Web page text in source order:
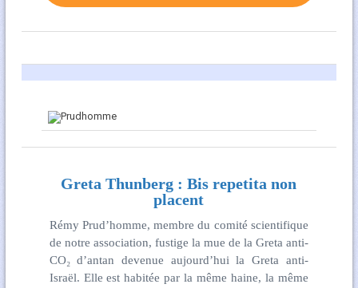
Greta Thunberg : Bis repetita non
placent
Rémy Prud’homme, membre du comité scientifique
de notre association, fustige la mue de la Greta anti-
CO₂ d’antan devenue aujourd’hui la Greta anti-
Israël. Elle est habitée par la même haine, la même